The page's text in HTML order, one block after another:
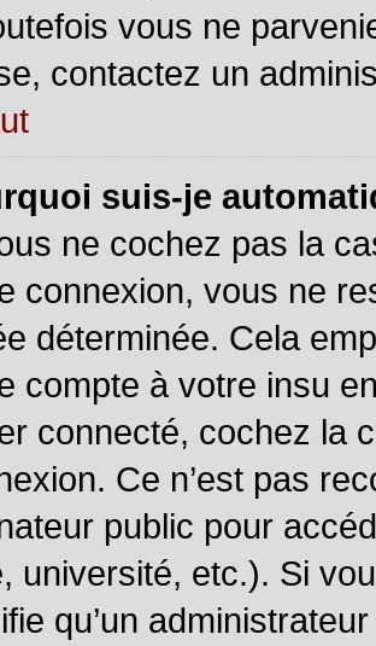
vous ne
contactez un
suis-je
ne cochez pas la
connexion, vous ne
déterminée. Cela
compte à votre insu
connecté, cochez la
Ce n’est pas
public pour
université, etc.). Si
qu’un